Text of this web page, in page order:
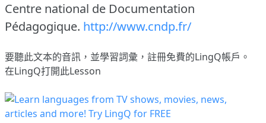
Centre national de Documentation
Pédagogique. http://www.cndp.fr/
要聽此文本的音訊，並學習詞彙， 註冊免費的LingQ帳戶。
在LingQ打開此Lesson